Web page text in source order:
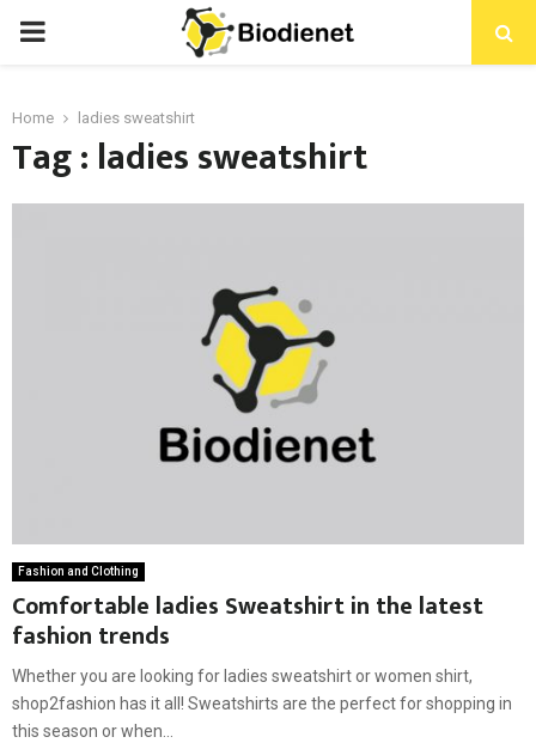
PRIMARY
Home ladies sweatshirt
Tag : ladies sweatshirt
Fashion and Clothing
Comfortable ladies Sweatshirt in the latest
fashion trends
Whether you are looking for ladies sweatshirt or women shirt,
shop2fashion has it all! Sweatshirts are the perfect for shopping in
this season or when...